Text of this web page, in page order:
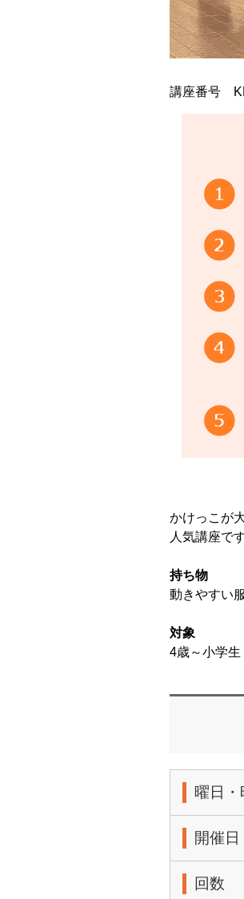
講座番号
かけっこが
人気講座で
持ち物
動きやすい
対象
4歳～小学生
曜日・
開催日
回数